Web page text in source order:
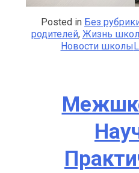
Posted in Без
родителей, Жизнь
Новости школы